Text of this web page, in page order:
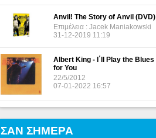
Anvil! The Story of Anvil (DVD)
Επιμέλεια : Jacek Maniakowski
31-12-2019 11:19
Albert King - I΄ll Play the Blues
for You
22/5/2012
07-01-2022 16:57
ΣΑΝ ΣΗΜΕΡΑ